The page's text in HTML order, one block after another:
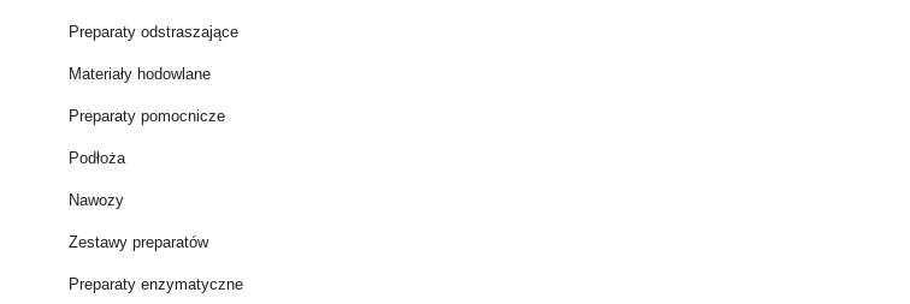
Preparaty odstraszające
Materiały hodowlane
Preparaty pomocnicze
Podłoża
Nawozy
Zestawy preparatów
Preparaty enzymatyczne